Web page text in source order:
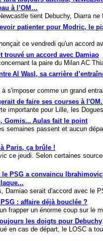
à l’OM…
tient Debuchy, Diarra ne
patienter pour Modric, le
ce vendredi qu'un accord
trouvé un accord avec Damiao
la paire du Milan AC
Al Wasl, sa carrière
s'imposer comme un grand
de faire ses courses à
importante pour Lille, les
Gomis... Aulas fait le point
semaines passent et aucun
Paris, ça brûle !
ce jeudi. Selon certaines
le PSG a convaincu
Damiao serait d'accord avec le
: affaire déjà bouclée ?
frapper un énorme coup sur le
les doigts pour Debuchy
en cas de départ, le LOSC a